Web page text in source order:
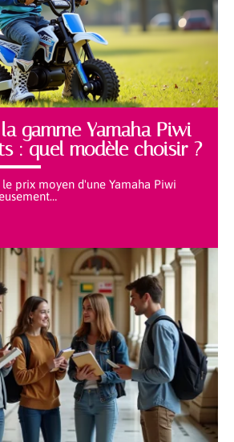
gamme Yamaha Piwi
: quel modèle choisir ?
le prix moyen d'une Yamaha Piwi
…